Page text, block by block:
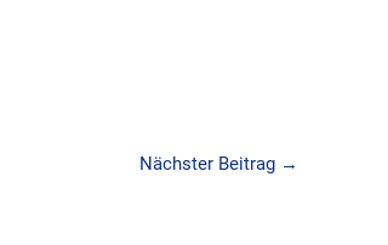
Nächster Beitrag →